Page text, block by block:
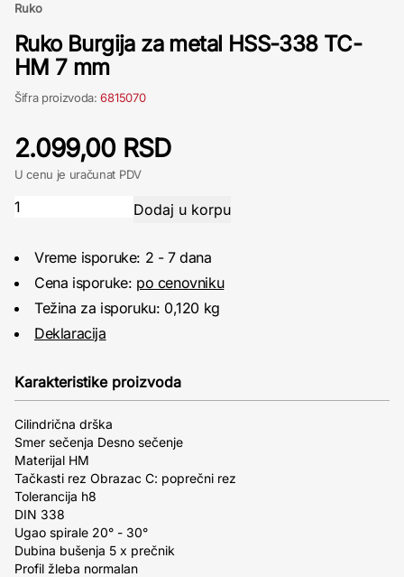
Ruko
Ruko Burgija za metal HSS-338 TC-
HM 7 mm
Šifra proizvoda:6815070
2.099,00 RSD
U cenu je uračunat PDV
Vreme isporuke: 2 - 7 dana
Cena isporuke: po cenovniku
Težina za isporuku: 0,120 kg
Deklaracija
Karakteristike proizvoda
Cilindrična drška
Smer sečenja Desno sečenje
Materijal HM
Tačkasti rez Obrazac C: poprečni rez
Tolerancija h8
DIN 338
Ugao spirale 20° - 30°
Dubina bušenja 5 x prečnik
Profil žleba normalan